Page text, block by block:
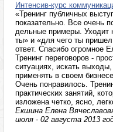
Интенсив-курс
«Тренинг публичных
показательно. Все очень
дельные примеры. Уходит
ты» и «для чего ты
ответ. Спасибо огромное
Тренинг переговоров -
ситуациях, искать
применять в своем
Очень понравилось.
практических занятий,
изложена четко, ясно,
Екшина Елена
июля - 02 августа 2013